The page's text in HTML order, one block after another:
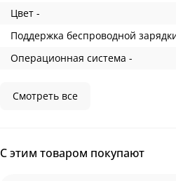
Цвет -
Поддержка беспроводной
Операционная система -
Смотреть все
С этим товаром покупают